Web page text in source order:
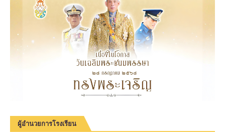
ผู้อำนวยการโรงเรียน